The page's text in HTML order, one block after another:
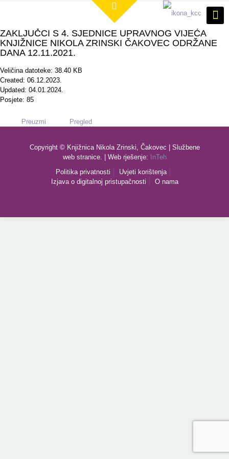
ZAKLJUČCI S 4. SJEDNICE UPRAVNOG VIJEĆA
KNJIŽNICE NIKOLA ZRINSKI ČAKOVEC ODRŽANE
DANA 12.11.2021.
Veličina datoteke: 38.40 KB
Created: 06.12.2023.
Updated: 04.01.2024.
Posjete: 85
Preuzmi Pregled
Copyright © Knjižnica Nikola Zrinski, Čakovec | Službene
web stranice. | Web rješenje:
InTeh
Politika privatnosti
Uvjeti korištenja
Izjava o digitalnoj pristupačnosti
O nama